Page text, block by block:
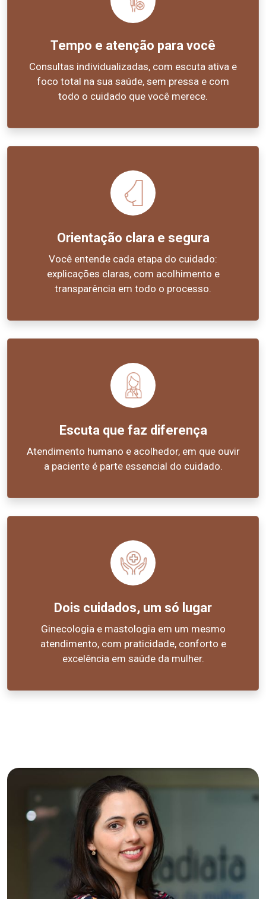
Tempo e atenção para você
Consultas individualizadas, com escuta ativa e
foco total na sua saúde, sem pressa e com
todo o cuidado que você merece.
Orientação clara e segura
Você entende cada etapa do cuidado:
explicações claras, com acolhimento e
transparência em todo o processo.
Escuta que faz diferença
Atendimento humano e acolhedor, em que ouvir
a paciente é parte essencial do cuidado.
Dois cuidados, um só lugar
Ginecologia e mastologia em um mesmo
atendimento, com praticidade, conforto e
excelência em saúde da mulher.